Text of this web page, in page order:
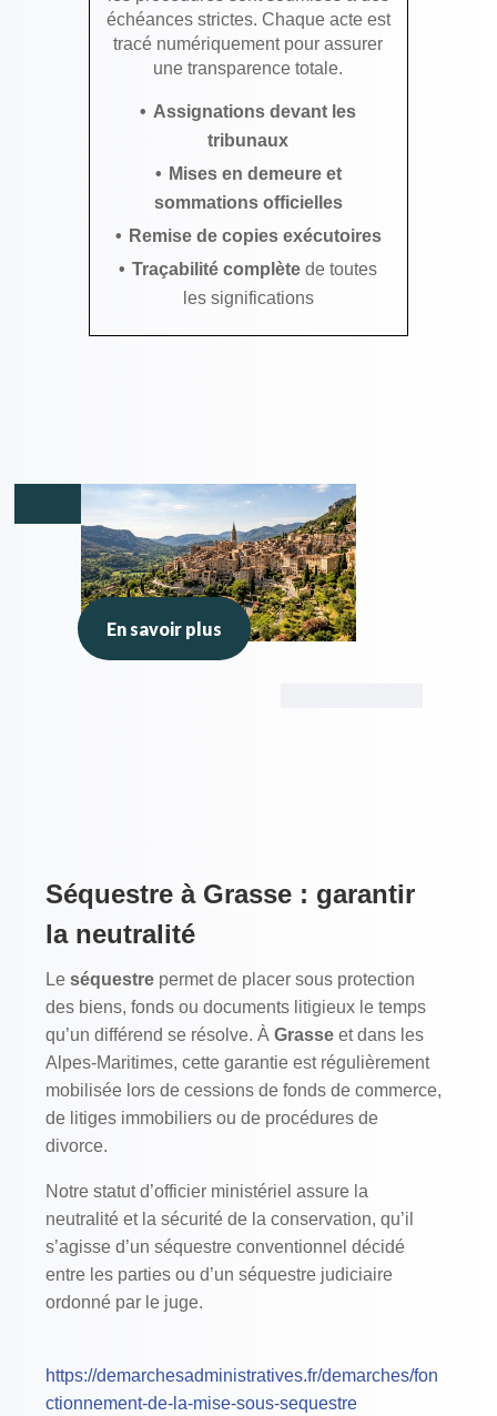
échéances strictes. Chaque acte est
tracé numériquement pour assurer
une transparence totale.
Assignations devant les
tribunaux
Mises en demeure et
sommations officielles
Remise de copies exécutoires
Traçabilité complète de toutes
les significations
En savoir plus
Séquestre à Grasse : garantir
la neutralité
Le séquestrepermet de placer sous protection
des biens, fonds ou documents litigieux le temps
qu’un différend se résolve. À Grasseet dans les
Alpes-Maritimes, cette garantie est régulièrement
mobilisée lors de cessions de fonds de commerce,
de litiges immobiliers ou de procédures de
divorce.
Notre statut d’officier ministériel assure la
neutralité et la sécurité de la conservation, qu’il
s’agisse d’un séquestre conventionnel décidé
entre les parties ou d’un séquestre judiciaire
ordonné par le juge.
https://demarchesadministratives.fr/demarches/fon
ctionnement-de-la-mise-sous-sequestre